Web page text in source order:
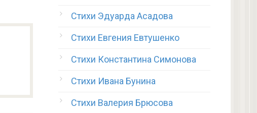
Стихи Эдуарда Асадова
Стихи Евгения Евтушенко
Стихи Константина Симонова
Стихи Ивана Бунина
Стихи Валерия Брюсова